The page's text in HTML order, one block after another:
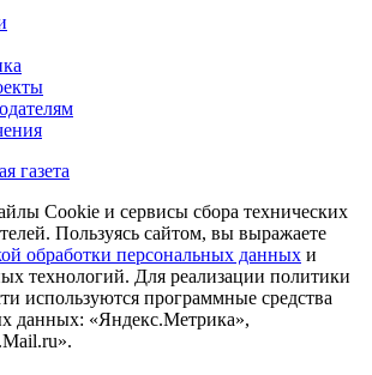
газета
Cookie и сервисы сбора технических
Пользуясь сайтом, вы выражаете
обработки персональных данных и
технологий. Для реализации политики
используются программные средства
данных: «Яндекс.Метрика»,